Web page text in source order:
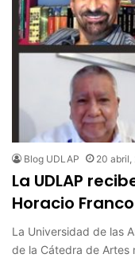
Blog UDLAP 20 abril,
La UDLAP
Horacio
La Universidad de las
de la Cátedra de Artes